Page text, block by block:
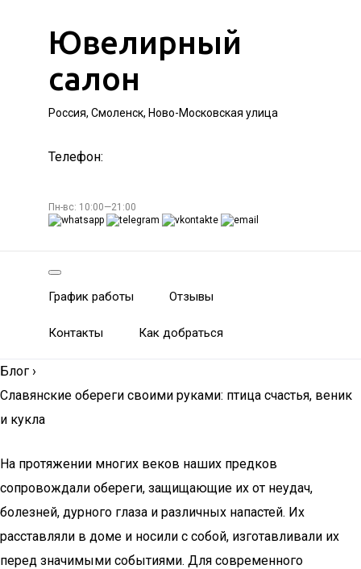
Ювелирный
салон
Россия, Смоленск, Ново-Московская улица
Телефон:
Пн-вс: 10:00—21:00
График работы Отзывы
Контакты Как добраться
Блог ›
Славянские обереги своими руками: птица счастья, веник
и кукла
На протяжении многих веков наших предков
сопровождали обереги, защищающие их от неудач,
болезней, дурного глаза и различных напастей. Их
расставляли в доме и носили с собой, изготавливали их
перед значимыми событиями. Для современного